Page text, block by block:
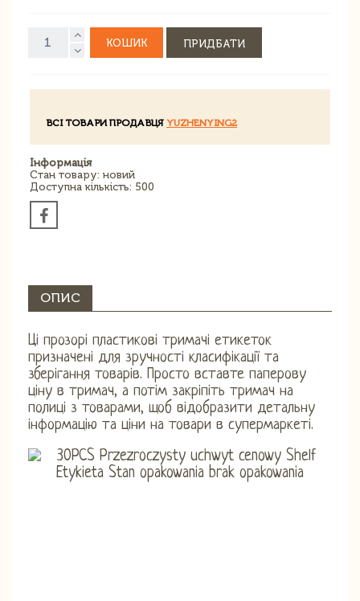
КОШИК ПРИДБАТИ
ВСІ ТОВАРИ ПРОДАВЦЯ YUZHENYING2
Інформація
Стан товару: новий
Доступна кількість: 500
ОПИС
Ці прозорі пластикові тримачі етикеток
призначені для зручності класифікації та
зберігання товарів. Просто вставте паперову
ціну в тримач, а потім закріпіть тримач на
полиці з товарами, щоб відобразити детальну
інформацію та ціни на товари в супермаркеті.